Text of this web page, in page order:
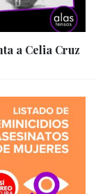
a Celia Cruz